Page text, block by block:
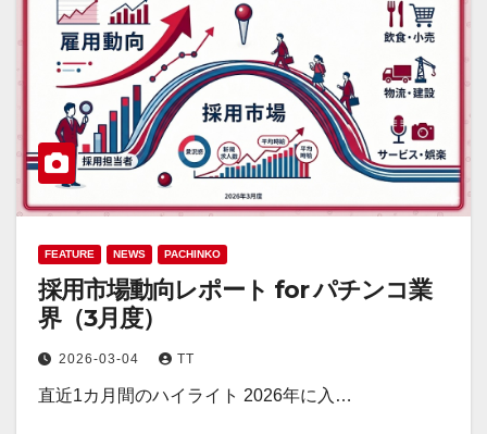
FEATURE NEWS PACHINKO
採用市場動向レポート for パチンコ業
界（3月度）
2026-03-04 TT
直近1カ月間のハイライト 2026年に入…